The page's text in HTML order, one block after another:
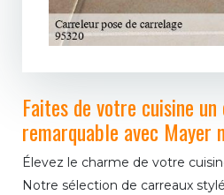
Faites de votre cuisine un
remarquable avec Mayer
Élevez le charme de votre
Notre sélection de carreaux